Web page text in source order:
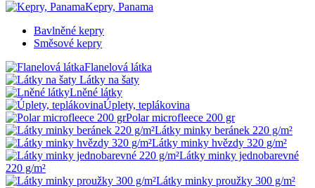
Kepry, Panama
Bavlněné kepry
Směsové kepry
Flanelová látka
Látky na šaty
Lněné látky
Úplety, teplákovina
Polar microfleece 200 gr
Látky minky beránek 220 g/m²
Látky minky hvězdy 320 g/m²
Látky minky jednobarevné
220 g/m²
Látky minky proužky 300 g/m²